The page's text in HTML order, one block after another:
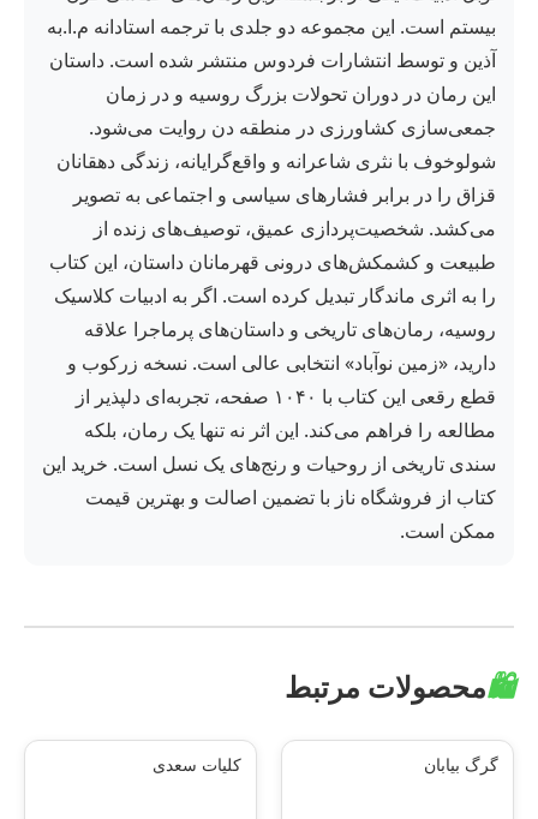
بیستم است. این مجموعه دو جلدی با ترجمه استادانه م.ا.به
آذین و توسط انتشارات فردوس منتشر شده است. داستان
این رمان در دوران تحولات بزرگ روسیه و در زمان
جمعی‌سازی کشاورزی در منطقه دن روایت می‌شود.
شولوخوف با نثری شاعرانه و واقع‌گرایانه، زندگی دهقانان
قزاق را در برابر فشارهای سیاسی و اجتماعی به تصویر
می‌کشد. شخصیت‌پردازی عمیق، توصیف‌های زنده از
طبیعت و کشمکش‌های درونی قهرمانان داستان، این کتاب
را به اثری ماندگار تبدیل کرده است. اگر به ادبیات کلاسیک
روسیه، رمان‌های تاریخی و داستان‌های پرماجرا علاقه
دارید، «زمین نوآباد» انتخابی عالی است. نسخه زرکوب و
قطع رقعی این کتاب با ۱۰۴۰ صفحه، تجربه‌ای دلپذیر از
مطالعه را فراهم می‌کند. این اثر نه تنها یک رمان، بلکه
سندی تاریخی از روحیات و رنج‌های یک نسل است. خرید این
کتاب از فروشگاه ناز با تضمین اصالت و بهترین قیمت
ممکن است.
🛍️محصولات مرتبط
گرگ بیابان کلیات سعدی